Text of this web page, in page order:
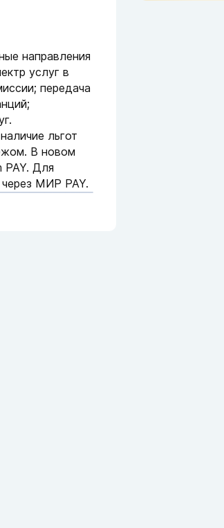
направления
услуг в
передача
льгот
В новом
PAY. Для
МИР PAY.